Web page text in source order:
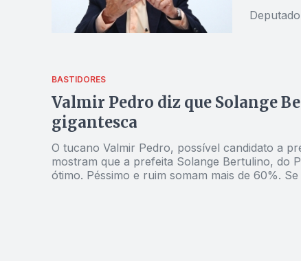
BASTIDORES
Valmir Pedro diz que Solange
gigantesca
O tucano Valmir Pedro, possível candidato a
mostram que a prefeita Solange Bertulino, do PMDB, está “muito
ótimo. Péssimo e ruim somam mais de 60%.